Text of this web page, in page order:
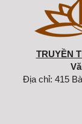
TRUYỀN
Địa chỉ: 415